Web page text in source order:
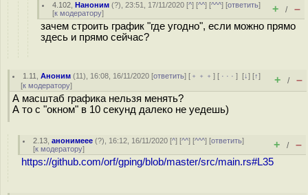
4.102 ,Наноним (?), 23:51, 17/11/2020 [^] [^^] [^^^] [ответить]
[к модератору] + / –
зачем строить график "где угодно", если можно прямо
здесь и прямо сейчас?
1.11 ,Аноним (11), 16:08, 16/11/2020 [ответить] [ ﹢﹢﹢] [ · · ·][↓] [↑]
[к модератору] + / –
А масштаб графика нельзя менять?
А то с "окном" в 10 секунд далеко не уедешь)
2.13 ,анонимеее (?), 16:12, 16/11/2020 [^] [^^] [^^^] [ответить]
[к модератору] + / –
https://github.com/orf/gping/blob/master/src/main.rs#L35